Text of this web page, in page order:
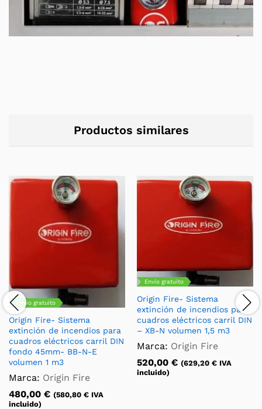
Productos similares
Envío gratuito
Origin Fire- Sistema
extinción de incendios para
cuadros eléctricos carril DIN
fondo 45mm- BB-N-E
volumen 1 m3
Marca: Origin Fire
480,00 € (580,80 € IVA
incluido)
Envío gratuito
Origin Fire- Sistema
extinción de incendios para
cuadros eléctricos carril DIN
– XB-N volumen 1,5 m3
Marca: Origin Fire
520,00 € (629,20 € IVA
incluido)